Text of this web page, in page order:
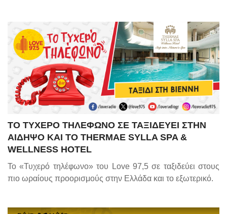
ΤΟ ΤΥΧΕΡΟ ΤΗΛΕΦΩΝΟ ΣΕ ΤΑΞΙΔΕΥΕΙ ΣΤΗΝ
ΑΙΔΗΨΟ ΚΑΙ ΤΟ THERMAE SYLLA SPA &
WELLNESS HOTEL
Το «Τυχερό τηλέφωνο» του Love97,5 σε ταξιδεύει στους
πιο ωραίους προορισμούς στην Ελλάδα και το εξωτερικό.